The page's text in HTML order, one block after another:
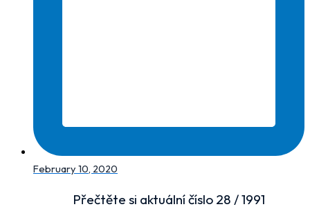
February 10, 2020
Přečtěte si aktuální číslo 28 / 1991